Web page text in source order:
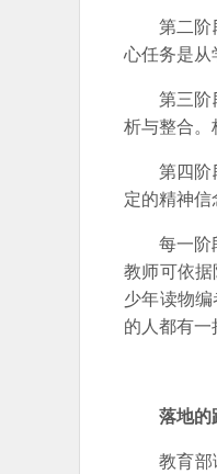
第二
心任务是从
第三
析与整合。
第四
定的精神
每一阶
教师可依
少年读物
的人都有一
落地的
教育